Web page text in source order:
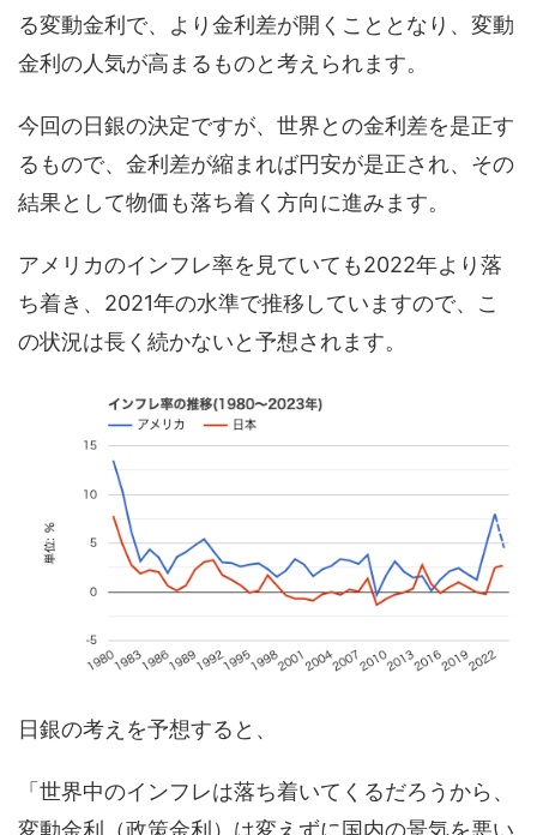
る変動金利で、より金利差が開くこととなり、変動
金利の人気が高まるものと考えられます。
今回の日銀の決定ですが、世界との金利差を是正す
るもので、金利差が縮まれば円安が是正され、その
結果として物価も落ち着く方向に進みます。
アメリカのインフレ率を見ていても2022年より落
ち着き、2021年の水準で推移していますので、こ
の状況は長く続かないと予想されます。
日銀の考えを予想すると、
「世界中のインフレは落ち着いてくるだろうから、
変動金利（政策金利）は変えずに国内の景気を悪い